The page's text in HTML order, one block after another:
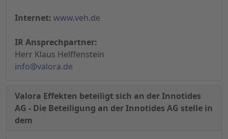
Internet: www.veh.de
IR Ansprechpartner:
Herr Klaus Helffenstein
info@valora.de
Valora Effekten beteiligt sich an der Innotides
AG - Die Beteiligung an der Innotides AG stelle in
dem